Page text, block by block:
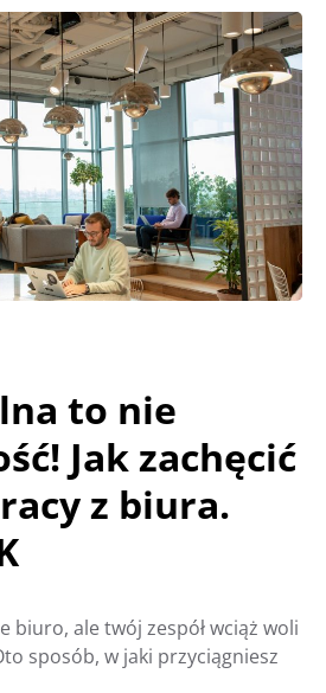
to nie
Jak zachęcić
z biura.
biuro, ale twój zespół wciąż woli
sposób, w jaki przyciągniesz